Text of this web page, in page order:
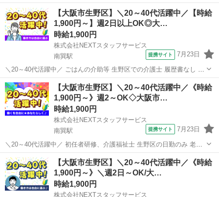
高住 施設について ‾‾‾‾‾‾‾‾‾‾‾‾‾ 明るいフロアが印象的な、綺麗な介護施
設 地域のシニアの快適な毎日をサポートしています。 スタッフ1人
ひ...
大阪 大阪市 南巽駅 介護
【大阪市生野区】＼20～40代活躍中／【時給
1,900円～】週2日以上OK◎大…
時給1,900円
株式会社NEXTスタッフサービス
南巽駅
提携サイト 7月23日
＼20～40代活躍中／ ごはんの介助等 生野区での介護士 履歴書なし 有
料老人ホーム */* *はたらく 曜日・時間・期間 あなたのご希望に合わせ
てご調整!* *＼* 利用者さんが安心して過ごせるよう、お手伝いをお願
い...
大阪 大阪市 南巽駅 介護
【大阪市生野区】＼20～40代活躍中／《時給
1,900円～》週2～OK◇大阪市…
時給1,900円
株式会社NEXTスタッフサービス
南巽駅
提携サイト 7月23日
＼20～40代活躍中／ 初任者研修、介護福祉士 生野区の日勤のみ 老健
*/* *「フルタイムは難しい…」という方必見!週2や時短も相談可能な日
勤ワーク* *＼* 利用者さんの生活のサポートをお願いします。 まずは
名前...
大阪 大阪市 南巽駅 介護
【大阪市生野区】＼20～40代活躍中／《時給
1,900円～》＼週2日～OK/大…
時給1,900円
株式会社NEXTスタッフサービス